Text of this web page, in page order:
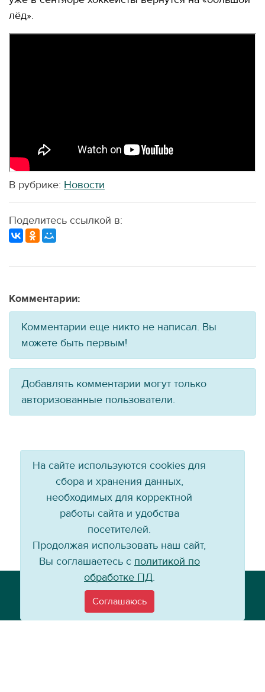
лёд».
В рубрике: Новости
Поделитесь ссылкой в:
Комментарии:
Комментарии еще никто не написал. Вы
можете быть первым!
Добавлять комментарии могут только
авторизованные пользователи.
Email:info@baikal-energy.ru
На сайте используются cookies для
сбора и хранения данных,
необходимых для корректной
работы сайта и удобства
посетителей.
Продолжая использовать наш сайт,
Вы соглашаетесь с политикой по
обработке ПД.
Соглашаюсь